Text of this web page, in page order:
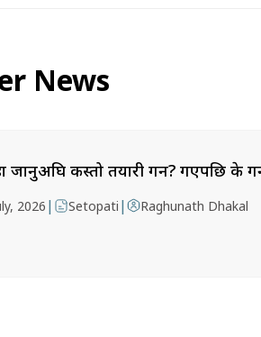
News
जानुअघि कस्तो तयारी गर्ने? गएपछि के
2026 | Setopati | Raghunath Dhakal